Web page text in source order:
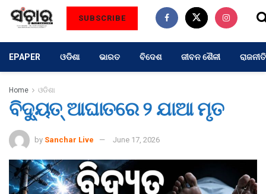
SUBSCRIBE
EPAPER ଓଡିଶା ଭାରତ ବିଦେଶ ଜୀବନ ଶୈଳୀ ରାଜନୀତି
Home ଓଡିଶା
ବିଦ୍ୟୁତ୍‌ ଆଘାତରେ ୨ ଯାଆ ମୃତ
by Sanchar Live June 17, 2026